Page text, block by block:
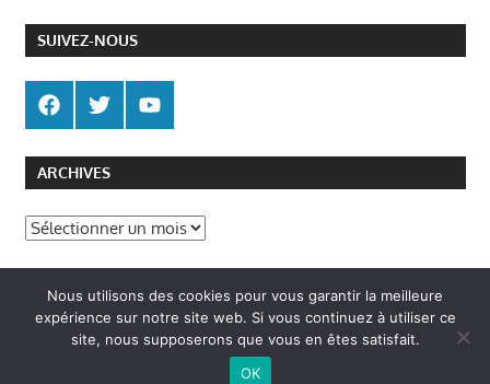
SUIVEZ-NOUS
ARCHIVES
Archives
Politique de confidentialité
WordPress Theme: Gambit by ThemeZee.
Nous utilisons des cookies pour vous garantir la meilleure
expérience sur notre site web. Si vous continuez à utiliser ce
site, nous supposerons que vous en êtes satisfait.
OK